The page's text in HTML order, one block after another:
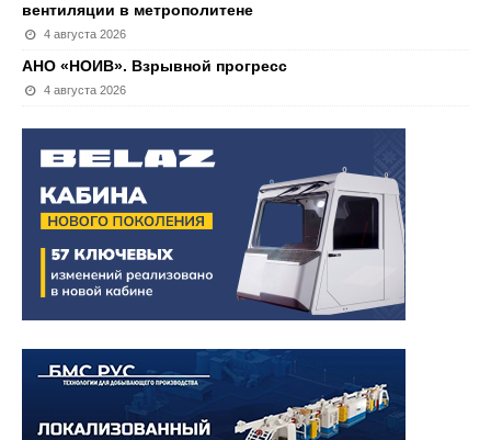
вентиляции в метрополитене
4 августа 2026
АНО «НОИВ». Взрывной прогресс
4 августа 2026